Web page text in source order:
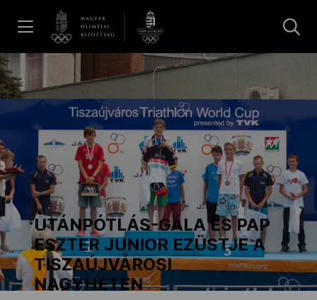
Hírek
Galéria
Dakar 2026
Los Angeles 2028
MOB
UTÁNPÓTLÁS-GÁLA ÉS PAP
ESZTER JUNIOR EZÜSTJE A
TISZAÚJVÁROSI
NAGYHÉTEN